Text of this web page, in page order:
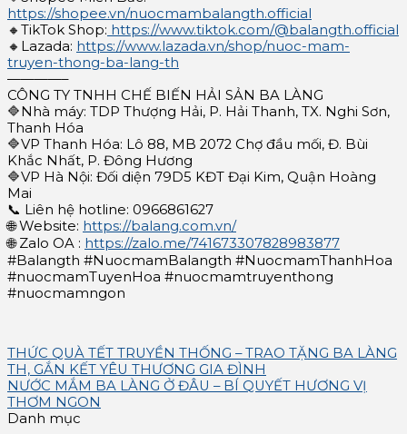
https://shopee.vn/nuocmambalangth.official
🔸TikTok Shop: https://www.tiktok.com/@balangth.official
🔸Lazada: https://www.lazada.vn/shop/nuoc-mam-
truyen-thong-ba-lang-th
————–
CÔNG TY TNHH CHẾ BIẾN HẢI SẢN BA LÀNG
🔷Nhà máy: TDP Thượng Hải, P. Hải Thanh, TX. Nghi Sơn,
Thanh Hóa
🔷VP Thanh Hóa: Lô 88, MB 2072 Chợ đầu mối, Đ. Bùi
Khắc Nhất, P. Đông Hương
🔷VP Hà Nội: Đối diện 79D5 KĐT Đại Kim, Quận Hoàng
Mai
📞 Liên hệ hotline: 0966861627
🌐 Website: https://balang.com.vn/
🌐 Zalo OA : https://zalo.me/741673307828983877
#Balangth #NuocmamBalangth #NuocmamThanhHoa
#nuocmamTuyenHoa #nuocmamtruyenthong
#nuocmamngon
THỨC QUÀ TẾT TRUYỀN THỐNG – TRAO TẶNG BA LÀNG
TH, GẮN KẾT YÊU THƯƠNG GIA ĐÌNH
NƯỚC MẮM BA LÀNG Ở ĐÂU – BÍ QUYẾT HƯƠNG VỊ
THƠM NGON
Danh mục